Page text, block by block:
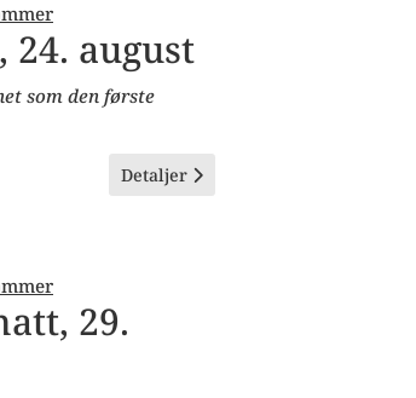
24. august
som den første
Detaljer
29.